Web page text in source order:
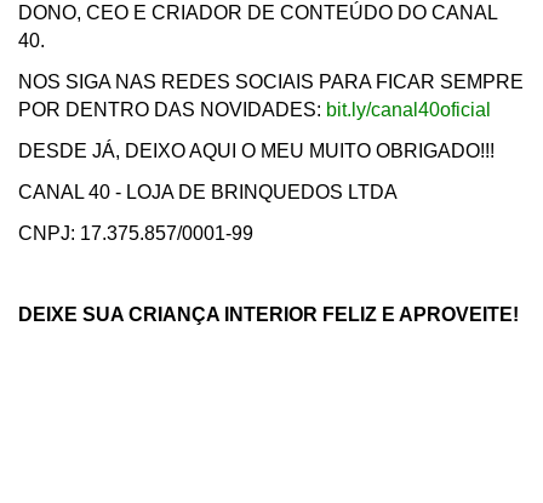
DONO, CEO E CRIADOR DE CONTEÚDO DO CANAL
40.
NOS SIGA NAS REDES SOCIAIS PARA FICAR SEMPRE
POR DENTRO DAS NOVIDADES: bit.ly/canal40oficial
DESDE JÁ, DEIXO AQUI O MEU MUITO OBRIGADO!!!
CANAL 40 - LOJA DE BRINQUEDOS LTDA
CNPJ: 17.375.857/0001-99
DEIXE SUA CRIANÇA INTERIOR FELIZ E APROVEITE!